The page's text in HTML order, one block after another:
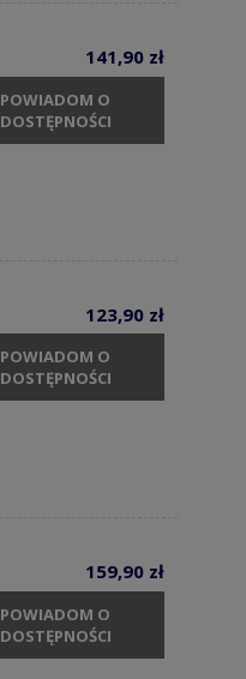
141,90 zł
POWIADOM O
DOSTĘPNOŚCI
123,90 zł
POWIADOM O
DOSTĘPNOŚCI
159,90 zł
POWIADOM O
DOSTĘPNOŚCI